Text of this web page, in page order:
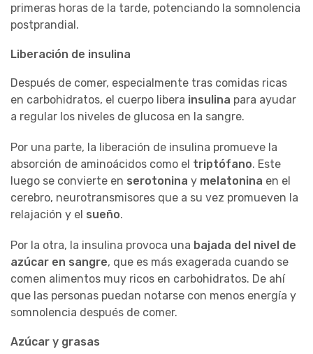
primeras horas de la tarde, potenciando la somnolencia
postprandial.
Liberación de insulina
Después de comer, especialmente tras comidas ricas
en carbohidratos, el cuerpo libera insulina para ayudar
a regular los niveles de glucosa en la sangre.
Por una parte, la liberación de insulina promueve la
absorción de aminoácidos como el triptófano. Este
luego se convierte en serotonina y melatonina en el
cerebro, neurotransmisores que a su vez promueven la
relajación y el sueño.
Por la otra, la insulina provoca una bajada del nivel de
azúcar en sangre, que es más exagerada cuando se
comen alimentos muy ricos en carbohidratos. De ahí
que las personas puedan notarse con menos energía y
somnolencia después de comer.
Azúcar y grasas